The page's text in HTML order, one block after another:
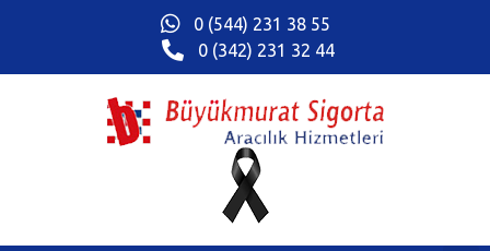
0 (544) 231 38 55
0 (342) 231 32 44